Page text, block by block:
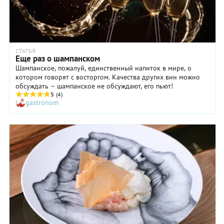
классической
«Мимозы».
пропорциях.
всего из
двух
ингредиентов
и
свежевыжатого
апельсинового
сока,
взятых в
равных
пропорциях.
В
коктейле
Buck's
Fizz – две
части
аперитива
перед
праздничным
СТАТЬЯ
Еще раз о шампанском
Шампанское, пожалуй, единственный напиток в мире, о
котором говорят с восторгом. Качества других вин можно
обсуждать – шампанское не обсуждают, его пьют!
5 (4)
gastronom